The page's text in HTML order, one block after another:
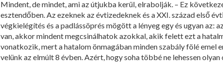
Mindent, de mindet, ami az útjukba kerül, elrabolják. – Ez
esztendőben. Az ezeknek az évtizedeknek és a XXI. század első
végkielégítés és a padlássöprés mögött a lényeg egy és ugyan az:
van, akkor mindent megcsinálhatok azokkal, akik felett ezt a
vonatkozik, mert a hatalom önmagában minden szabály fölé emel
velünk az elmúlt 8 évben. Azért, hogy soha többé ne lehessen